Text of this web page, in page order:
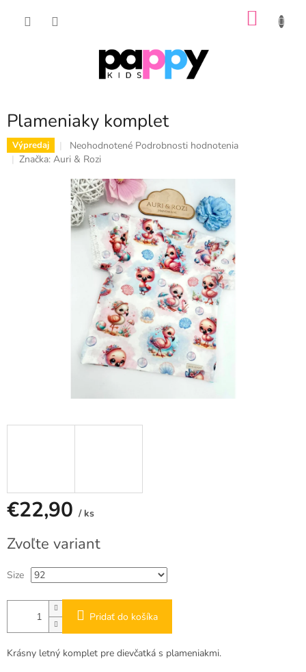
Plameniaky komplet
Výpredaj
Priemerné
hodnotenie
je
0,0
z
5
hviezdičiek.
Neohodnotené Podrobnosti hodnotenia
Značka: Auri & Rozi
€22,90 / ks
cena:
Zvoľte variant
Size
Pridať do košíka
Krásny letný komplet pre dievčatká s plameniakmi.